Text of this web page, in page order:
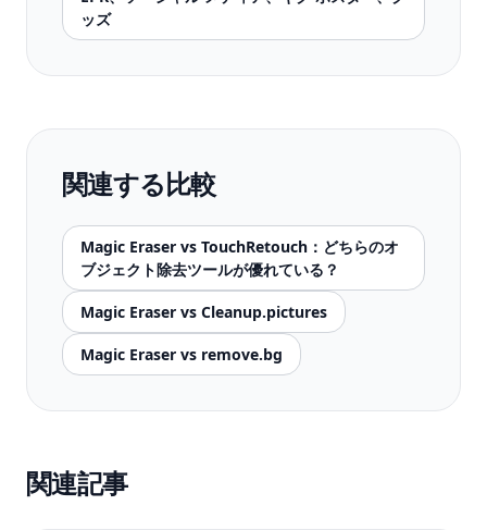
ッズ
関連する比較
Magic Eraser vs TouchRetouch：どちらのオ
ブジェクト除去ツールが優れている？
Magic Eraser vs Cleanup.pictures
Magic Eraser vs remove.bg
関連記事